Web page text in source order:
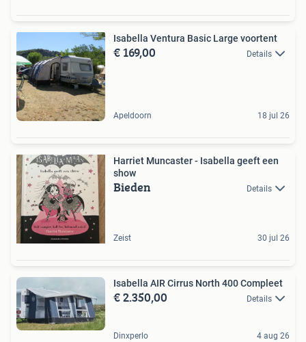
Isabella Ventura Basic Large voortent
€ 169,00 Details
Apeldoorn 18 jul 26
Harriet Muncaster - Isabella geeft een
show
Bieden Details
Zeist 30 jul 26
Isabella AIR Cirrus North 400 Compleet
€ 2.350,00 Details
Dinxperlo 4 aug 26